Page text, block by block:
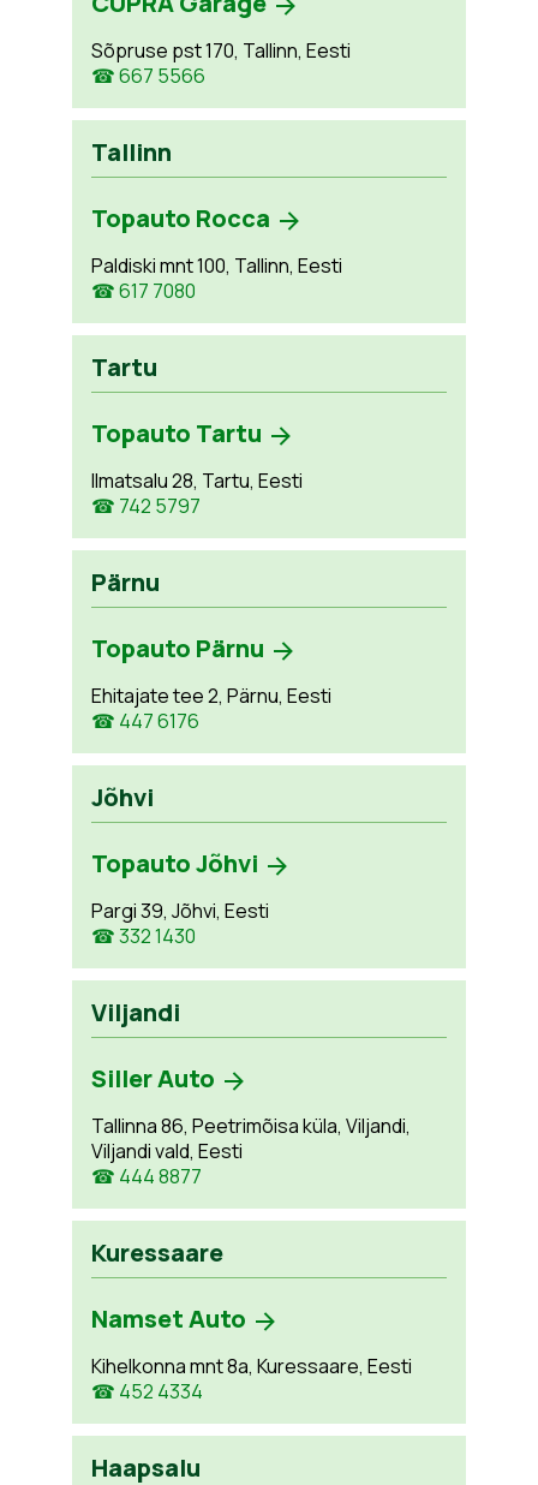
Sõpruse pst 170, Tallinn, Eesti
☎ 667 5566
Tallinn
Topauto Rocca
Paldiski mnt 100, Tallinn, Eesti
☎ 617 7080
Tartu
Topauto Tartu
Ilmatsalu 28, Tartu, Eesti
☎ 742 5797
Pärnu
Topauto Pärnu
Ehitajate tee 2, Pärnu, Eesti
☎ 447 6176
Jõhvi
Topauto Jõhvi
Pargi 39, Jõhvi, Eesti
☎ 332 1430
Viljandi
Siller Auto
Tallinna 86, Peetrimõisa küla, Viljandi,
Viljandi vald, Eesti
☎ 444 8877
Kuressaare
Namset Auto
Kihelkonna mnt 8a, Kuressaare, Eesti
☎ 452 4334
Haapsalu